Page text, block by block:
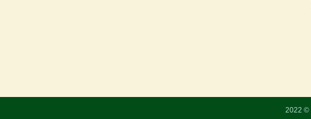
© 2022